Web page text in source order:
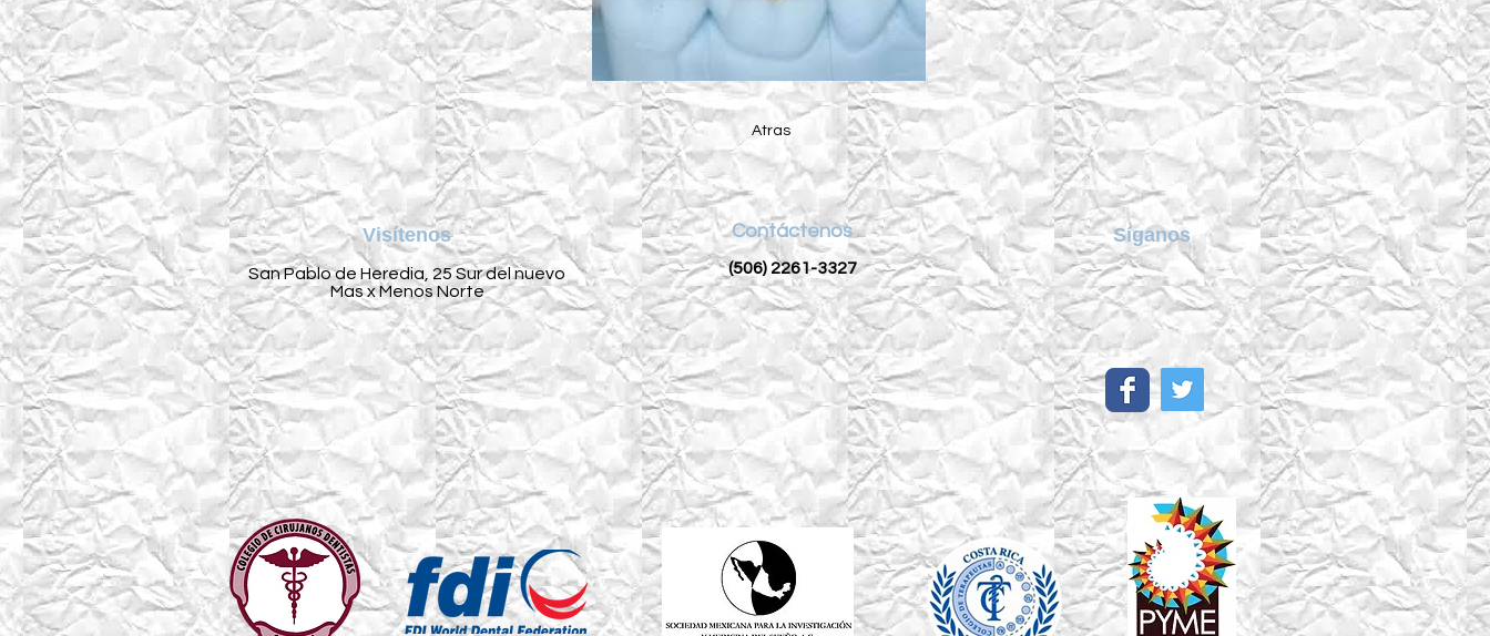
Atras
Visítenos
San Pablo de Heredia, 25 Sur del nuevo
Mas x Menos Norte
Contáctenos
(506) 2261-3327
Síganos